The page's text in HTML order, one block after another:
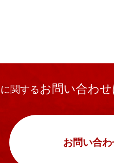
に関するお問い合わ
お問い合